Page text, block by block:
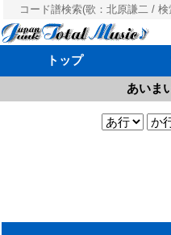
コード譜検索(歌：北原謙二 /
トップ
あいま